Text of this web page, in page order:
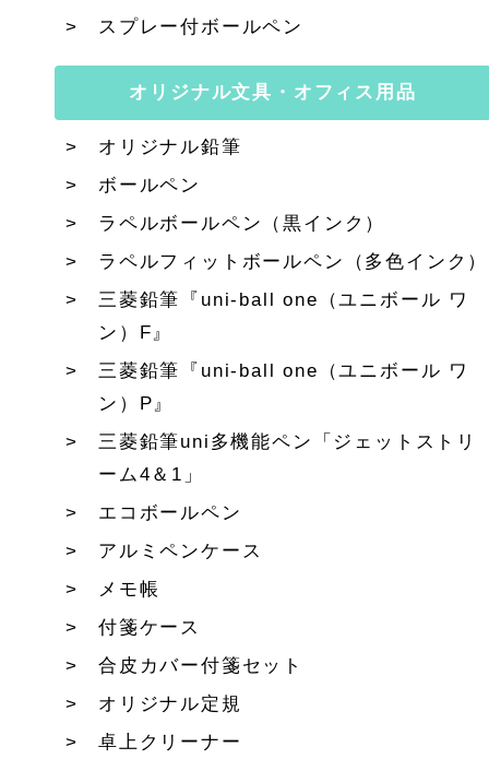
スプレー付ボールペン
オリジナル文具・オフィス用品
オリジナル鉛筆
ボールペン
ラペルボールペン（黒インク）
ラペルフィットボールペン（多色インク）
三菱鉛筆『uni-ball one（ユニボール ワ
ン）F』
三菱鉛筆『uni-ball one（ユニボール ワ
ン）P』
三菱鉛筆uni多機能ペン「ジェットストリ
ーム4＆1」
エコボールペン
アルミペンケース
メモ帳
付箋ケース
合皮カバー付箋セット
オリジナル定規
卓上クリーナー